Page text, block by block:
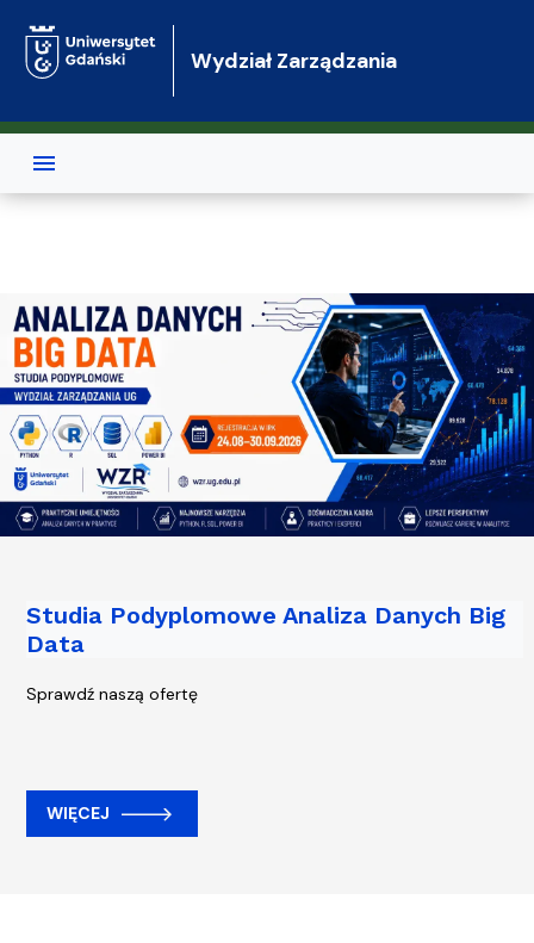
Wydział Zarządzania
Studia Podyplomowe Analiza Danych Big
Data
Sprawdź naszą ofertę
WIĘCEJ